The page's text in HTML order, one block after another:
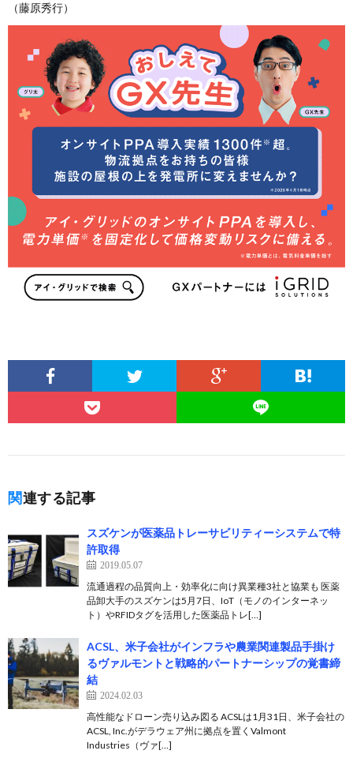
（藤原秀行）
関連する記事
スズケンが医薬品トレーサビリティーシステムで特
許取得
2019.05.07
流通過程の品質向上・効率化に向け異業種3社と協業も 医薬
品卸大手のスズケンは5月7日、IoT（モノのインターネッ
ト）やRFIDタグを活用した医薬品トレ[…]
ACSL、米子会社がインフラや農業関連製品手掛け
るヴァルモントと戦略的パートナーシップの覚書締
結
2024.02.03
高性能なドローン売り込み図る ACSLは1月31日、米子会社の
ACSL, Inc.がデラウェア州に拠点を置くValmont
Industries（ヴァ[…]